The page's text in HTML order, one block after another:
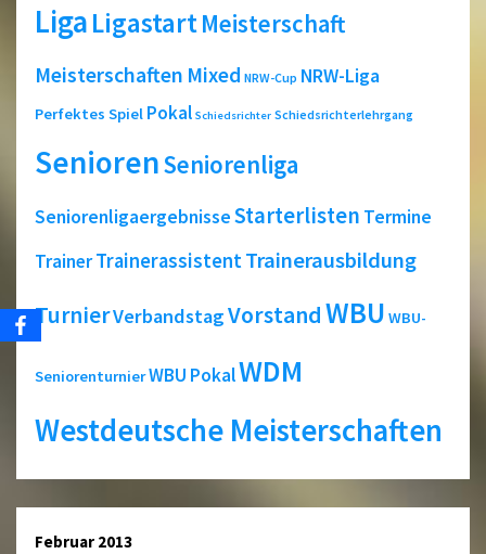
LigaLigastartMeisterschaft
Meisterschaften Mixed NRW-Cup NRW-Liga
Perfektes Spiel Pokal Schiedsrichter Schiedsrichterlehrgang
SeniorenSeniorenliga
SeniorenligaergebnisseStarterlisten Termine
TrainerTrainerassistentTrainerausbildung
TurnierVerbandstagVorstandWBU WBU-
SeniorenturnierWBU PokalWDM
Westdeutsche Meisterschaften
Februar 2013